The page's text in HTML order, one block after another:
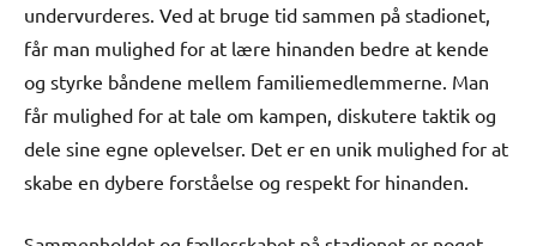
undervurderes. Ved at bruge tid sammen på stadionet,
får man mulighed for at lære hinanden bedre at kende
og styrke båndene mellem familiemedlemmerne. Man
får mulighed for at tale om kampen, diskutere taktik og
dele sine egne oplevelser. Det er en unik mulighed for at
skabe en dybere forståelse og respekt for hinanden.